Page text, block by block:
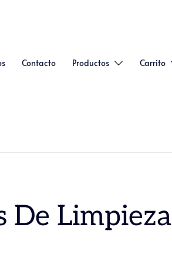
Contacto Productos Carrito
De Limpieza